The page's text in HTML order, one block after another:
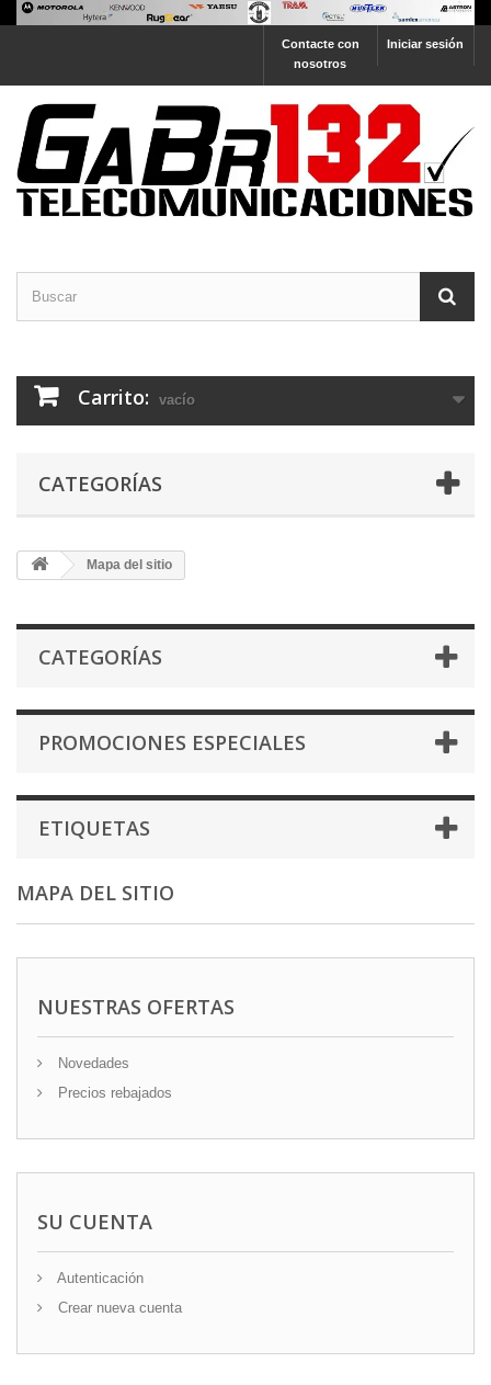
Iniciar sesión
Contacte con
nosotros
Carrito: vacío
CATEGORÍAS
Mapa del sitio
CATEGORÍAS
PROMOCIONES ESPECIALES
ETIQUETAS
MAPA DEL SITIO
NUESTRAS OFERTAS
Novedades
Precios rebajados
SU CUENTA
Autenticación
Crear nueva cuenta